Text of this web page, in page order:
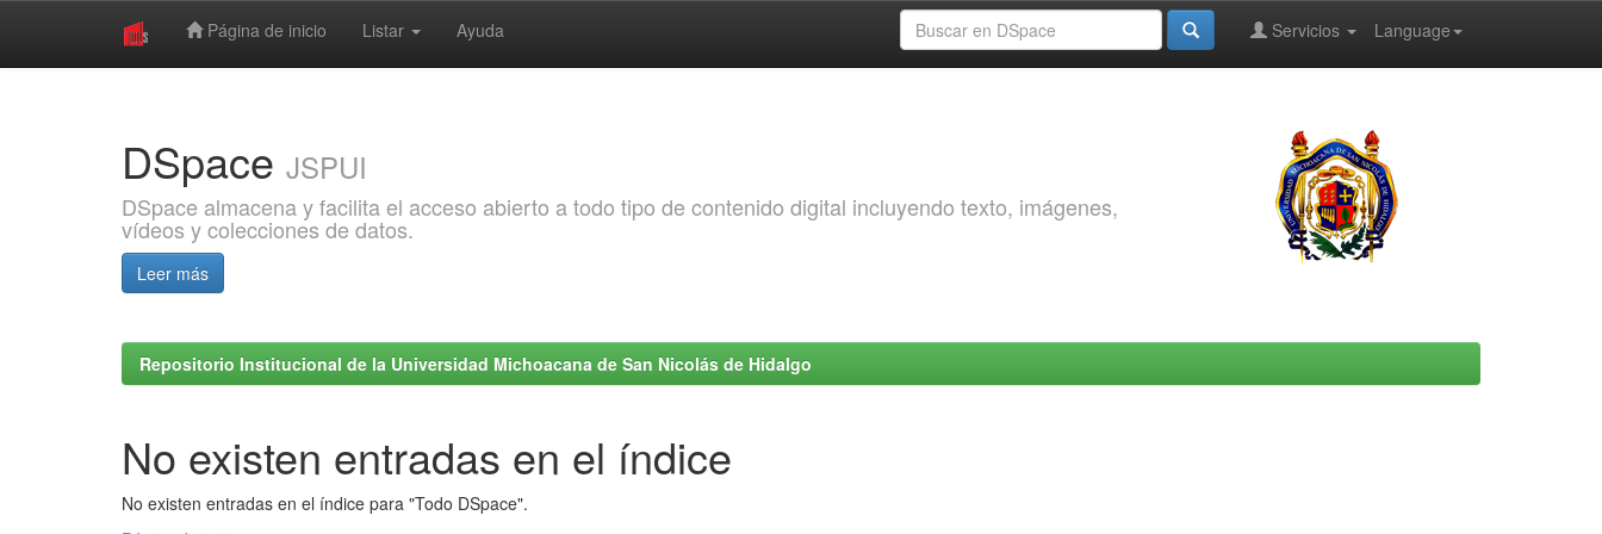
Página de inicio Listar Ayuda Language
Servicios
DSpace JSPUI
DSpace almacena y facilita el acceso abierto a todo tipo de contenido digital incluyendo texto, imágenes,
vídeos y colecciones de datos.
Leer más
Repositorio Institucional de la Universidad Michoacana de San Nicolás de Hidalgo
No existen entradas en el índice
No existen entradas en el índice para "Todo DSpace".